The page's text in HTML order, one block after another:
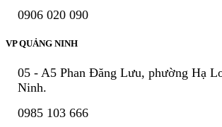
0906 020 090
VP QUẢNG NINH
05 - A5 Phan Đăng Lưu, phường Hạ
Ninh.
0985 103 666